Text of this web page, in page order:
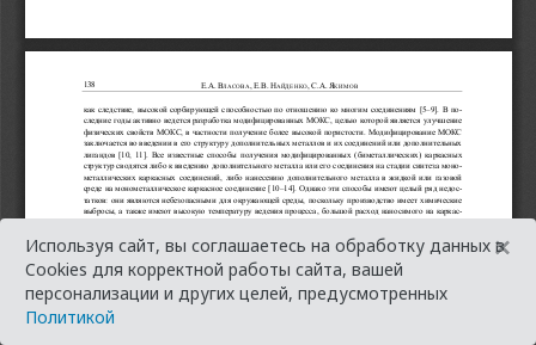
Используя сайт, вы соглашаетесь на обработку данных в
Cookies для корректной работы сайта, вашей
персонализации и других целей, предусмотренных
Политикой
×